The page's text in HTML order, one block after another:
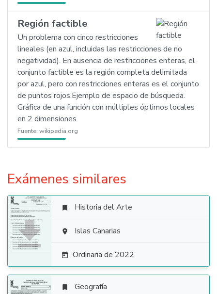
Región factible
Un problema con cinco restricciones
lineales (en azul, incluidas las restricciones de no
negatividad). En ausencia de restricciones enteras, el
conjunto factible es la región completa delimitada
por azul, pero con restricciones enteras es el conjunto
de puntos rojos.Ejemplo de espacio de búsqueda.
Gráfica de una función con múltiples óptimos locales
en 2 dimensiones.
Fuente: wikipedia.org
Exámenes similares

 Historia del Arte
 Islas Canarias
 Ordinaria de 2022
 Geografía